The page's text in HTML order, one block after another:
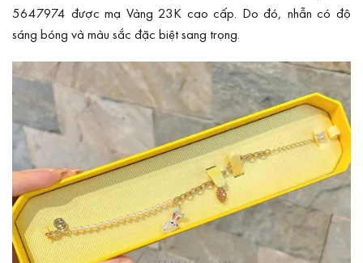
5647974 được mạ Vàng 23K cao cấp. Do đó, nhẫn có độ
sáng bóng và màu sắc đặc biệt sang trọng.